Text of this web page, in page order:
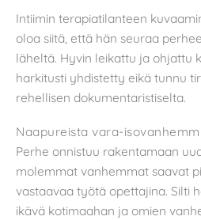
Intiimin terapiatilanteen
oloa siitä, että hän seuraa
läheltä. Hyvin leikattu ja ohjattu
harkitusti yhdistetty eikä tunnu
rehellisen dokumentaristiselta.
Naapureista vara-
Perhe onnistuu rakentamaan
molemmat vanhemmat saavat
vastaavaa työtä opettajina. Silti
ikävä kotimaahan ja omien